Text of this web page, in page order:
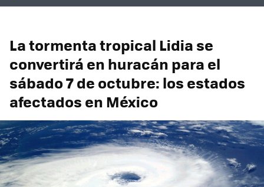
La tormenta tropical Lidia se
convertirá en huracán para el
sábado 7 de octubre: los estados
afectados en México